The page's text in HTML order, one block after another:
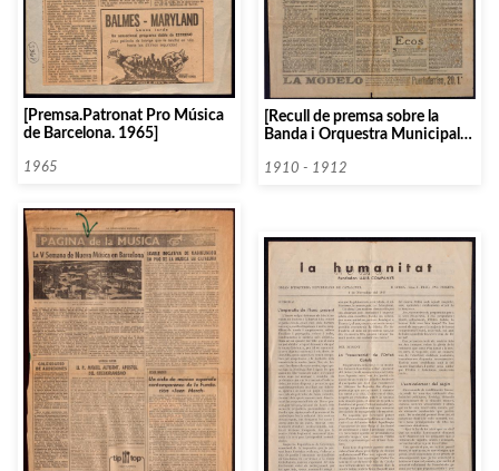
[Premsa.Patronat Pro Música
de Barcelona. 1965]
1965
[Recull de premsa sobre la
Banda i Orquestra Municipal
1910 - 1912